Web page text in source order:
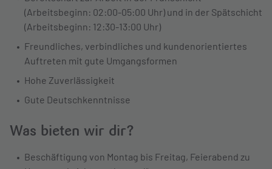
(Arbeitsbeginn: 02:00-05:00 Uhr) und in der Spätschicht
(Arbeitsbeginn: 12:30-13:00 Uhr)
Freundliches, verbindliches und kundenorientiertes
Auftreten mit gute Umgangsformen
Hohe Zuverlässigkeit
Gute Deutschkenntnisse
Was bieten wir dir?
Beschäftigung von Montag bis Freitag, Feierabend zu